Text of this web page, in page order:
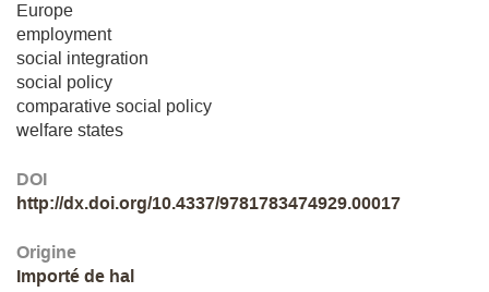
Europe
employment
social integration
social policy
comparative social policy
welfare states
DOI
http://dx.doi.org/10.4337/9781783474929.00017
Origine
Importé de hal